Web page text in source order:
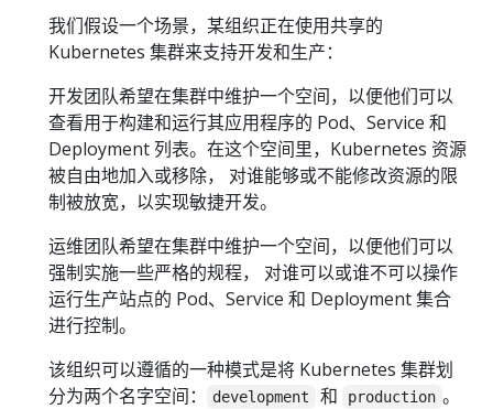
我们假设一个场景，某组织正在使用共享的
Kubernetes 集群来支持开发和生产：
开发团队希望在集群中维护一个空间，以便他们可以
查看用于构建和运行其应用程序的 Pod、Service 和
Deployment 列表。在这个空间里，Kubernetes 资源
被自由地加入或移除， 对谁能够或不能修改资源的限
制被放宽，以实现敏捷开发。
运维团队希望在集群中维护一个空间，以便他们可以
强制实施一些严格的规程， 对谁可以或谁不可以操作
运行生产站点的 Pod、Service 和 Deployment 集合
进行控制。
该组织可以遵循的一种模式是将 Kubernetes 集群划
分为两个名字空间：
development 和 production 。